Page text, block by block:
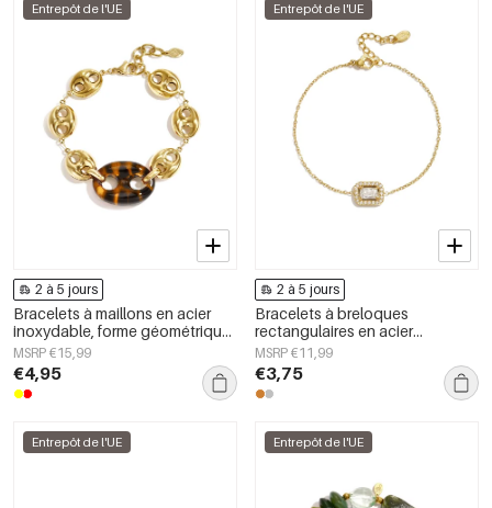
Entrepôt de l'UE
2 à 5 jours
Bracelets à maillons en acier
inoxydable, forme géométrique,
collection Simple Daily Simple,
bijoux pour femmes
MSRP €15,99
€4,95
Entrepôt de l'UE
2 à 5 jours
Bracelets à breloques
rectangulaires en acier
inoxydable, collection Simple
Daily Simple, bijoux pour
femmes
MSRP €11,99
€3,75
Entrepôt de l'UE Entrepôt de l'UE